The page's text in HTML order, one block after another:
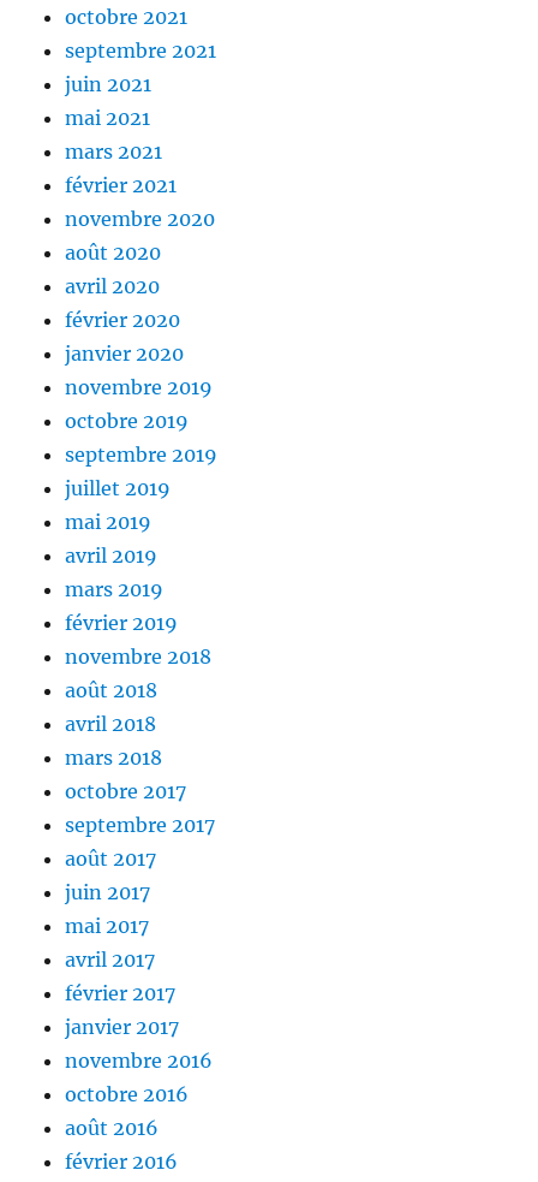
octobre 2021
septembre 2021
juin 2021
mai 2021
mars 2021
février 2021
novembre 2020
août 2020
avril 2020
février 2020
janvier 2020
novembre 2019
octobre 2019
septembre 2019
juillet 2019
mai 2019
avril 2019
mars 2019
février 2019
novembre 2018
août 2018
avril 2018
mars 2018
octobre 2017
septembre 2017
août 2017
juin 2017
mai 2017
avril 2017
février 2017
janvier 2017
novembre 2016
octobre 2016
août 2016
février 2016